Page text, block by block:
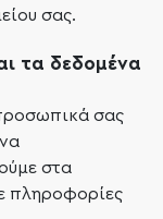
σας.
τα δεδομένα
σας
στα
πληροφορίες